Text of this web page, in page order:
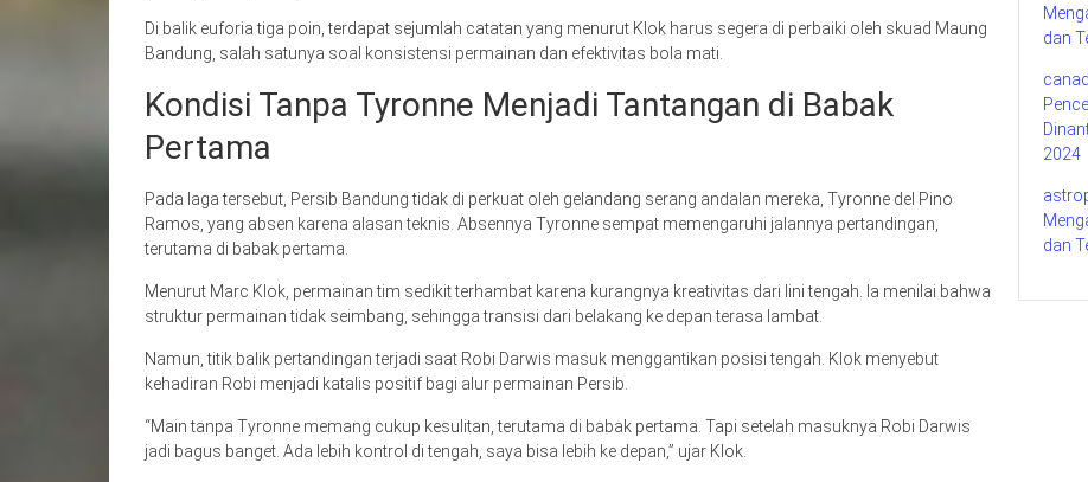
Di balik euforia tiga poin, terdapat sejumlah catatan yang menurut Klok harus segera di perbaiki oleh skuad Maung
Bandung, salah satunya soal konsistensi permainan dan efektivitas bola mati.
Kondisi Tanpa Tyronne Menjadi Tantangan di Babak
Pertama
Pada laga tersebut, Persib Bandung tidak di perkuat oleh gelandang serang andalan mereka, Tyronne del Pino
Ramos, yang absen karena alasan teknis. Absennya Tyronne sempat memengaruhi jalannya pertandingan,
terutama di babak pertama.
Menurut Marc Klok, permainan tim sedikit terhambat karena kurangnya kreativitas dari lini tengah. Ia menilai bahwa
struktur permainan tidak seimbang, sehingga transisi dari belakang ke depan terasa lambat.
Namun, titik balik pertandingan terjadi saat Robi Darwis masuk menggantikan posisi tengah. Klok menyebut
kehadiran Robi menjadi katalis positif bagi alur permainan Persib.
“Main tanpa Tyronne memang cukup kesulitan, terutama di babak pertama. Tapi setelah masuknya Robi Darwis
jadi bagus banget. Ada lebih kontrol di tengah, saya bisa lebih ke depan,” ujar Klok.
dan
2024
dan